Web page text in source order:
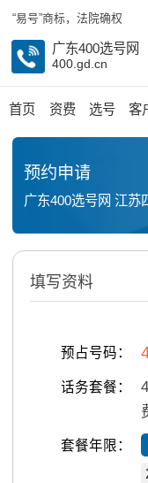
“易号”商标，法院确权
广东400选号网
400.gd.cn
首页 资费 选号 客
预约申请
广东400选号网 江苏
填写资料
预占号码：
话务套餐：
套餐年限：